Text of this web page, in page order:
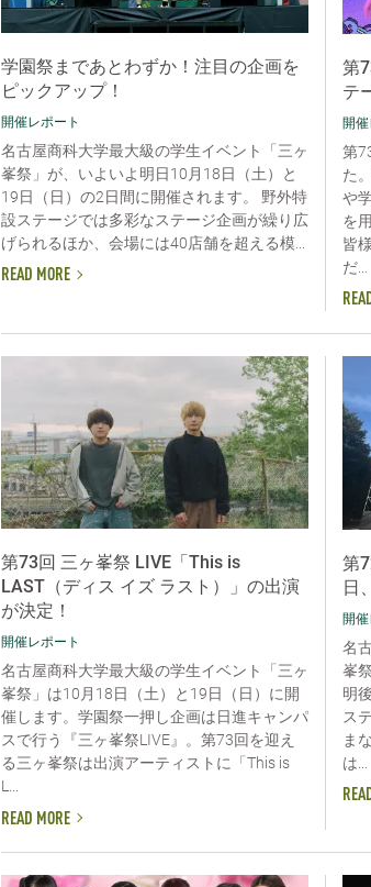
学園祭まであとわずか！注目の企画を
ピックアップ！
開催レポート
名古屋商科大学最大級の学生イベント「三ヶ
峯祭」が、いよいよ明日10月18日（土）と
19日（日）の2日間に開催されます。 野外特
設ステージでは多彩なステージ企画が繰り広
げられるほか、会場には40店舗を超える模...
READ MORE
第
テ
開催
第
た
や
を
皆
だ...
第73回 三ヶ峯祭 LIVE「This is
LAST（ディス イズ ラスト）」の出演
が決定！
開催レポート
名古屋商科大学最大級の学生イベント「三ヶ
峯祭」は10月18日（土）と19日（日）に開
催します。学園祭一押し企画は日進キャンパ
スで行う『三ヶ峯祭LIVE』。第73回を迎え
る三ヶ峯祭は出演アーティストに「This is
L...
READ MORE
第
日
開催
名
峯
明
ス
ま
は...